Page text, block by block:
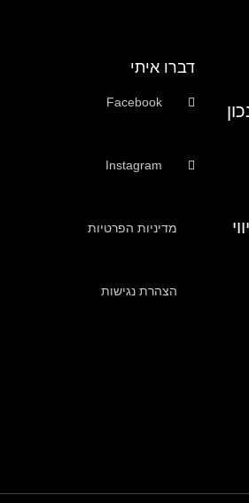
דברו איתי
Facebook
Instagram
מדיניות הפרטיות
הצהרת נגישות